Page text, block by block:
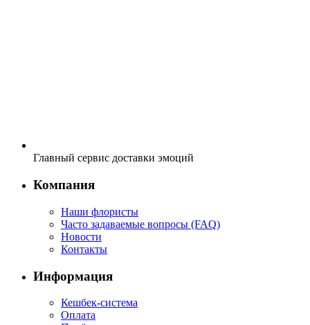
Главный сервис доставки эмоций
Компания
Наши флористы
Часто задаваемые вопросы (FAQ)
Новости
Контакты
Информация
Кешбек-система
Оплата